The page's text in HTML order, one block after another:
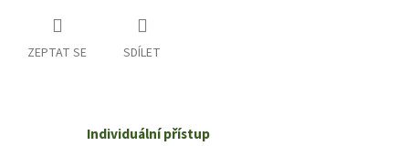
ZEPTAT SE SDÍLET
Individuální přístup